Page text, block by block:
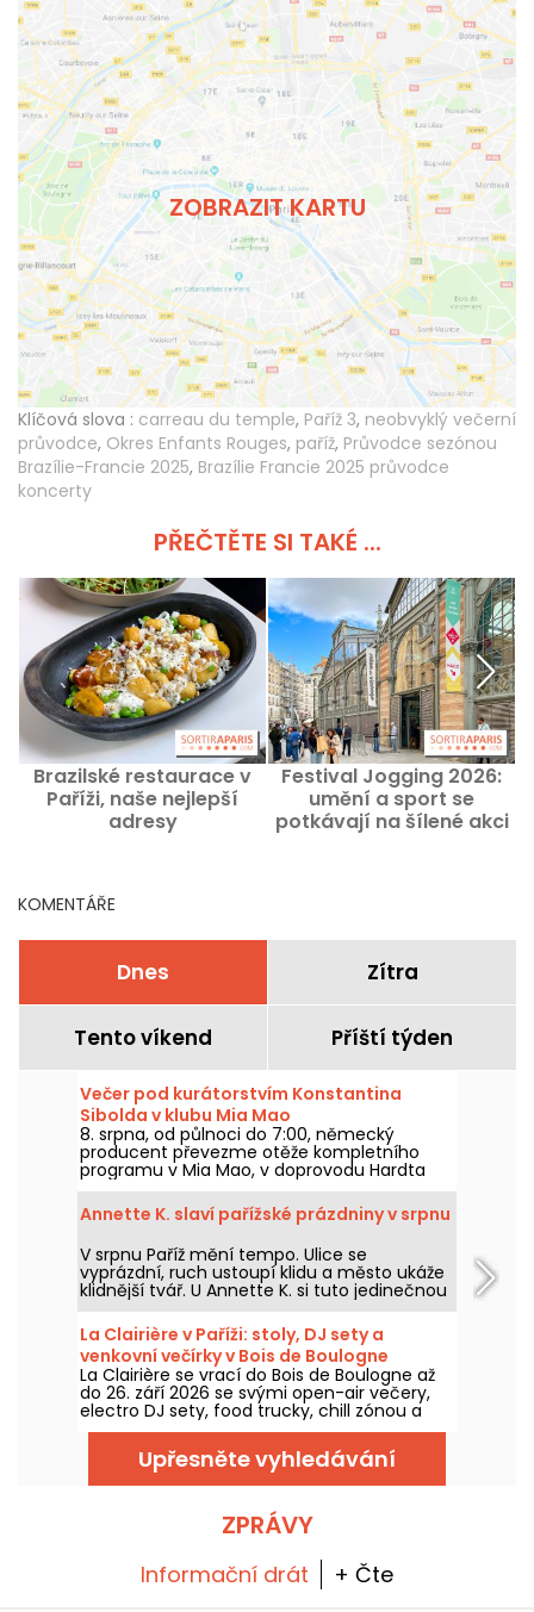
ZOBRAZIT KARTU
Klíčová slova : carreau du temple, Paříž 3, neobvyklý večerní
průvodce, Okres Enfants Rouges, paříž, Průvodce sezónou
Brazílie-Francie 2025, Brazílie Francie 2025 průvodce
koncerty
PŘEČTĚTE SI TAKÉ ...
Brazilské restaurace v
Paříži, naše nejlepší
adresy
Festival Jogging 2026:
umění a sport se
potkávají na šílené akci
KOMENTÁŘE
Dnes Zítra
Tento víkend Příští týden
Večer pod kurátorstvím Konstantina
Sibolda v klubu Mia Mao
8. srpna, od půlnoci do 7:00, německý
producent převezme otěže kompletního
programu v Mia Mao, v doprovodu Hardta
Antoine a EG, pro večer, který projde
melodickou house, techno a jejich hraniční
zóny.
Annette K. slaví pařížské prázdniny v srpnu
V srpnu Paříž mění tempo. Ulice se
vyprázdní, ruch ustoupí klidu a město ukáže
klidnější tvář. U Annette K. si tuto jedinečnou
přestávku dopřáváme a prodlužujeme duch
prázdnin, nohy téměř ve vodě, než nastane
návrat do pracovního rytmu.
La Clairière v Paříži: stoly, DJ sety a
venkovní večírky v Bois de Boulogne
La Clairière se vrací do Bois de Boulogne až
do 26. září 2026 se svými open-air večery,
electro DJ sety, food trucky, chill zónou a
stoly k rezervaci. Umístěný v Domaine de
Longchamp, tento pařížský venkovní klub
vítá návštěvníky pátek a sobotu večer, s
několika vrcholy během celého léta.
Upřesněte vyhledávání
ZPRÁVY
Informační drát + Čte